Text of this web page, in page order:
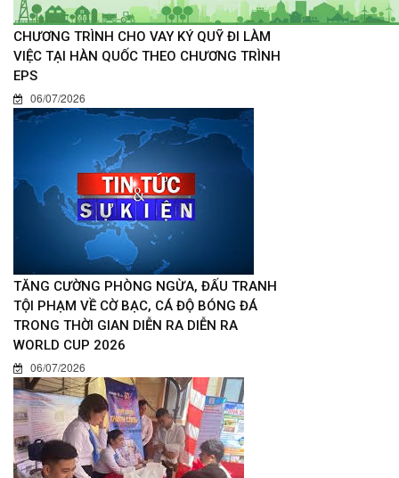
CHƯƠNG TRÌNH CHO VAY KÝ QUỸ ĐI LÀM
VIỆC TẠI HÀN QUỐC THEO CHƯƠNG TRÌNH
EPS
06/07/2026
TĂNG CƯỜNG PHÒNG NGỪA, ĐẤU TRANH
TỘI PHẠM VỀ CỜ BẠC, CÁ ĐỘ BÓNG ĐÁ
TRONG THỜI GIAN DIỄN RA DIỄN RA
WORLD CUP 2026
06/07/2026